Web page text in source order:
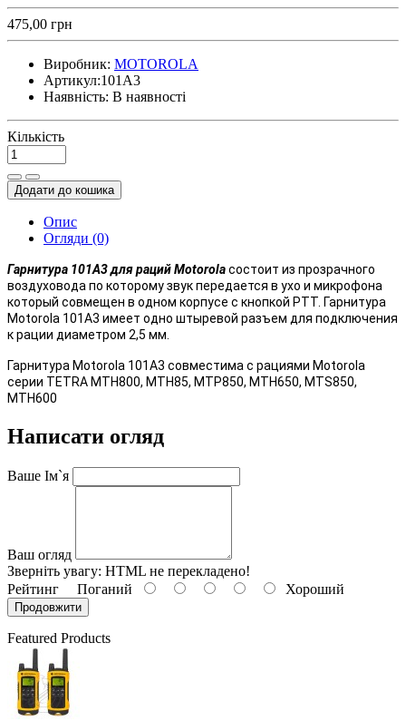
475,00 грн
Виробник: MOTOROLA
Артикул:101A3
Наявність: В наявності
Кількість
Додати до кошика
Опис
Огляди (0)
Гарнитура 101A3для раций Motorolaсостоит из прозрачного
воздуховода по которому звук передается в ухо и микрофона
который совмещен в одном корпусе с кнопкой PTT. Гарнитура
Motorola 101A3 имеет одно штыревой разъем для подключения
к рации диаметром 2,5 мм.
Гарнитура Motorola 101A3 совместима с рациями Motorola
серии TETRA MTH800, MTH85, MTP850, MTH650, MTS850,
MTH600
Написати огляд
Ваше Ім`я
Ваш огляд
Зверніть увагу: HTML не перекладено!
Рейтинг Поганий Хороший
Продовжити
Featured Products